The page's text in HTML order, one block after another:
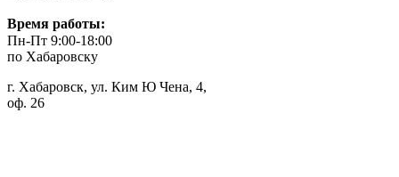
Время работы:
Пн-Пт 9:00-18:00
по Хабаровску
г. Хабаровск, ул. Ким Ю Чена, 4,
оф. 26